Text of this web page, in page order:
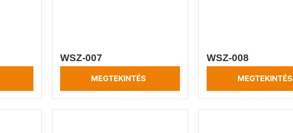
WSZ-007
MEGTEKINTÉS
WSZ-008
MEGTEKINTÉS